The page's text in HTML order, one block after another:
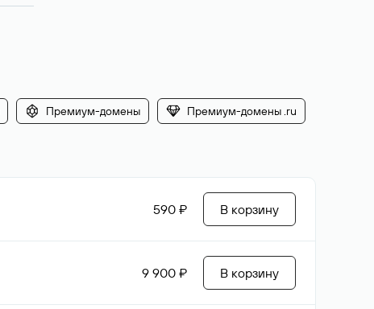
Премиум-домены Премиум-домены .ru
590 ₽ В корзину
9 900 ₽ В корзину